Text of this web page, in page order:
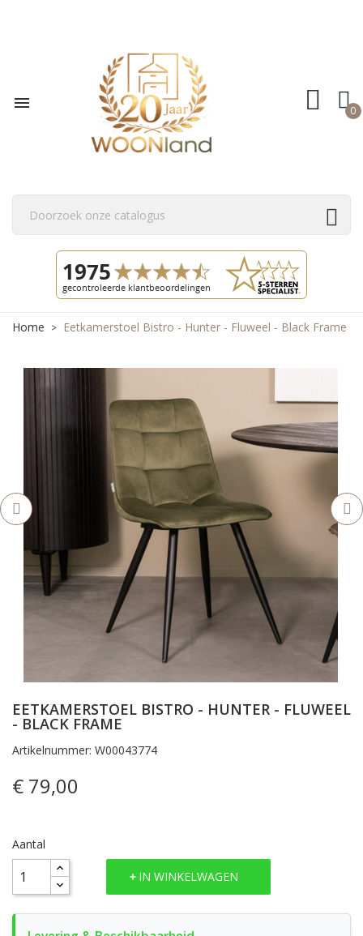
 0
Home Eetkamerstoel Bistro - Hunter - Fluweel - Black Frame
EETKAMERSTOEL BISTRO - HUNTER - FLUWEEL
- BLACK FRAME
Artikelnummer: W00043774
€ 79,00
Aantal
IN WINKELWAGEN